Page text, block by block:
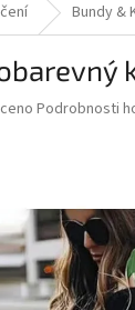
Bundy &
Podrobnosti